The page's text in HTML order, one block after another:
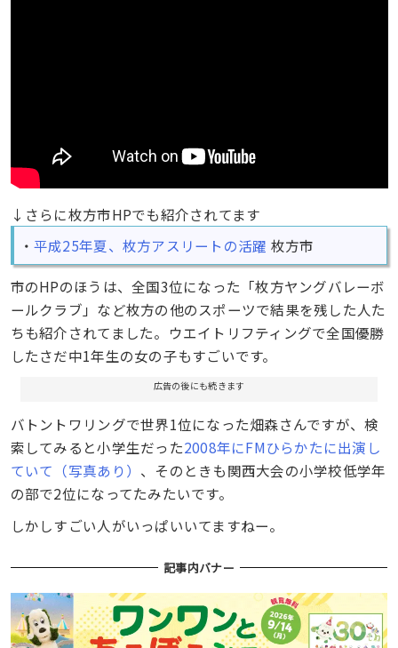
↓さらに枚方市HPでも紹介されてます
・ 平成25年夏、枚方アスリートの活躍 枚方市
市のHPのほうは、全国3位になった「枚方ヤングバレーボ
ールクラブ」など枚方の他のスポーツで結果を残した人た
ちも紹介されてました。ウエイトリフティングで全国優勝
したさだ中1年生の女の子もすごいです。
広告の後にも続きます
バトントワリングで世界1位になった畑森さんですが、検
索してみると小学生だった2008年にFMひらかたに出演し
ていて（写真あり） 、そのときも関西大会の小学校低学年
の部で2位になってたみたいです。
しかしすごい人がいっぱいいてますねー。
記事内バナー